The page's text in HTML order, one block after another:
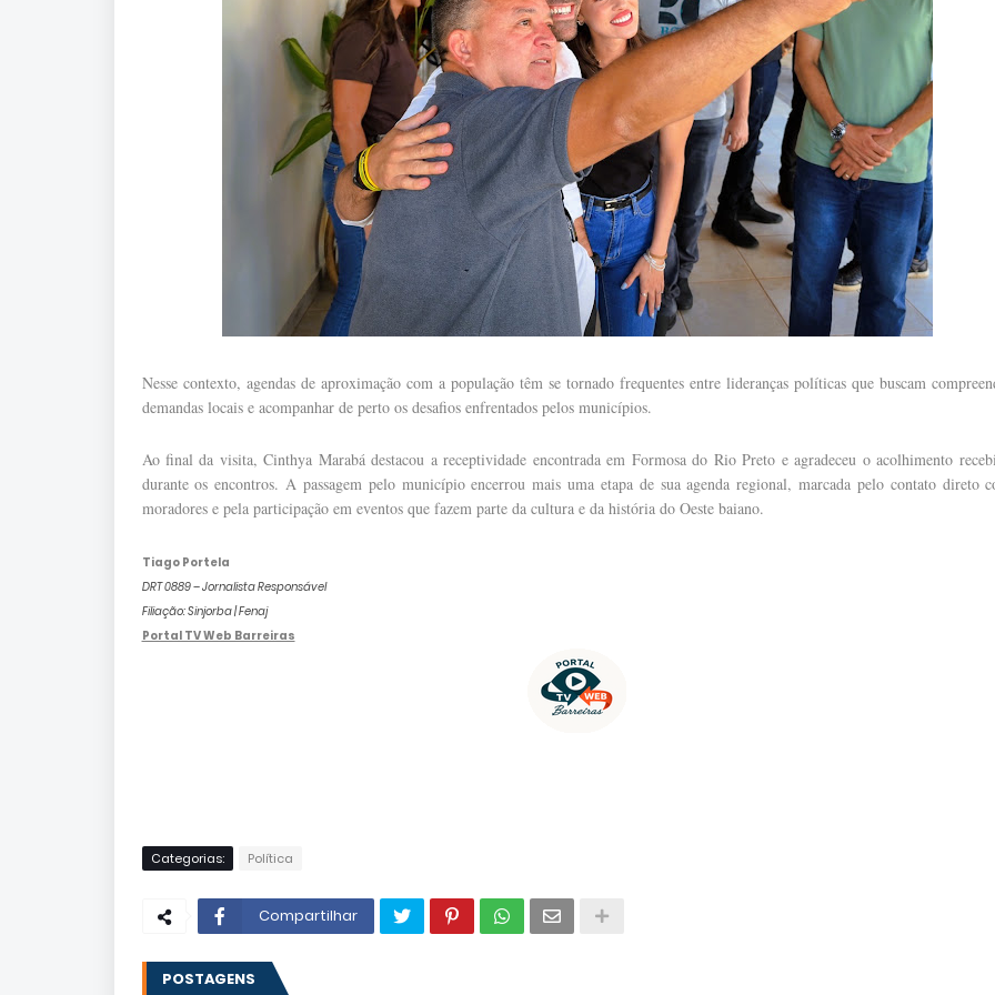
Nesse contexto, agendas de aproximação com a população têm se tornado frequentes entre lideranças políticas que buscam
demandas locais e acompanhar de perto os desafios enfrentados pelos municípios.
Ao final da visita, Cinthya Marabá destacou a receptividade encontrada em Formosa do Rio Preto e agradeceu o acolhimento
durante os encontros. A passagem pelo município encerrou mais uma etapa de sua agenda regional, marcada pelo contato direto
moradores e pela participação em eventos que fazem parte da cultura e da história do Oeste baiano.
Tiago Portela
DRT 0889 – Jornalista Responsável
Filiação: Sinjorba | Fenaj
Portal TV Web Barreiras
Categorias: Política
Compartilhar
POSTAGENS